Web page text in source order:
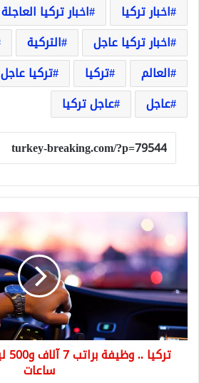
اخبار تركيا
اخبار تركيا العاجلة
اخبار تركيا عاجل
التركية
العالم
تركيا تركيا عاجل
عاجل
عاجل تركيا
..
وظيفة
براتب
آلاف
و500
ليرة
تركية
والعمل
ساعات